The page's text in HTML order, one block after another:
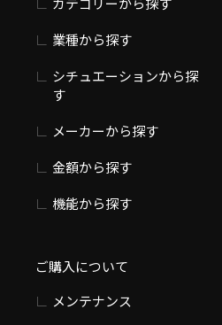
業種から探す
シチュエーションから探
す
メーカーから探す
金額から探す
機能から探す
ご購入について
メンテナンス